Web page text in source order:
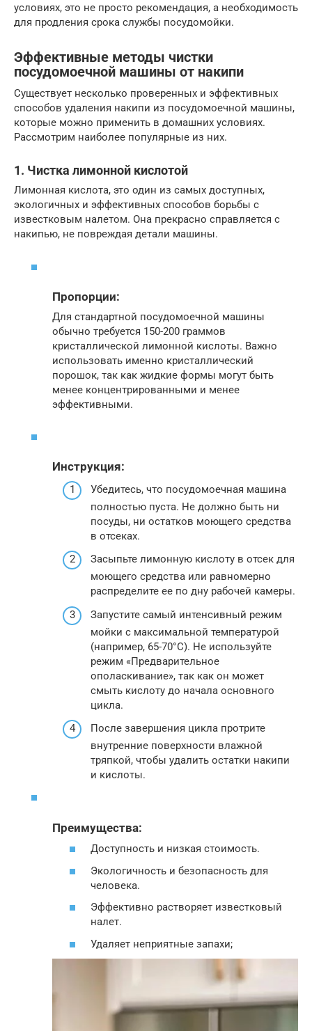
условиях, это не просто рекомендация, а необходимость
для продления срока службы посудомойки.
Эффективные методы чистки
посудомоечной машины от накипи
Существует несколько проверенных и эффективных
способов удаления накипи из посудомоечной машины,
которые можно применить в домашних условиях.
Рассмотрим наиболее популярные из них.
1. Чистка лимонной кислотой
Лимонная кислота, это один из самых доступных,
экологичных и эффективных способов борьбы с
известковым налетом. Она прекрасно справляется с
накипью, не повреждая детали машины.
Пропорции:
Для стандартной посудомоечной машины
обычно требуется 150-200 граммов
кристаллической лимонной кислоты. Важно
использовать именно кристаллический
порошок, так как жидкие формы могут быть
менее концентрированными и менее
эффективными.
Инструкция:
Убедитесь, что посудомоечная машина
полностью пуста. Не должно быть ни
посуды, ни остатков моющего средства
в отсеках.
Засыпьте лимонную кислоту в отсек для
моющего средства или равномерно
распределите ее по дну рабочей камеры.
Запустите самый интенсивный режим
мойки с максимальной температурой
(например, 65-70°C). Не используйте
режим «Предварительное
ополаскивание», так как он может
смыть кислоту до начала основного
цикла.
После завершения цикла протрите
внутренние поверхности влажной
тряпкой, чтобы удалить остатки накипи
и кислоты.
Преимущества:
Доступность и низкая стоимость.
Экологичность и безопасность для
человека.
Эффективно растворяет известковый
налет.
Удаляет неприятные запахи;